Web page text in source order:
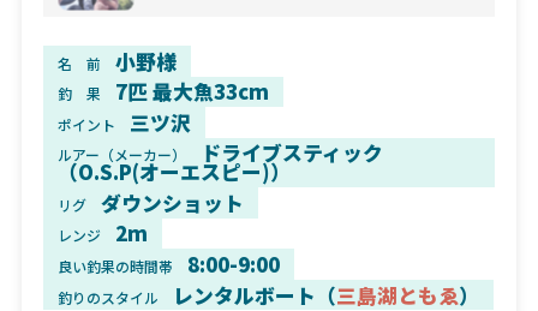
名 前 小野様
釣 果 7匹 最大魚33cm
ポイント 三ツ沢
ルアー（メーカー） ドライブスティック
（O.S.P(オーエスピー)）
リグ ダウンショット
レンジ 2m
良い釣果の時間帯 8:00-9:00
釣りのスタイル レンタルボート（三島湖ともゑ）